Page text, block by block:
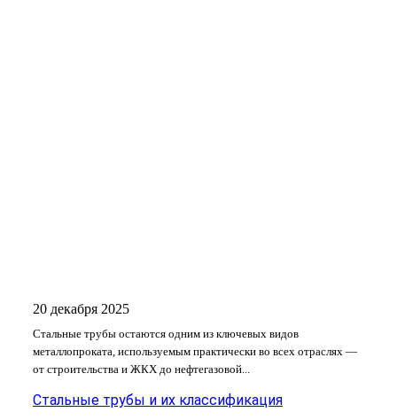
20 декабря 2025
Стальные трубы остаются одним из ключевых видов
металлопроката, используемым практически во всех отраслях —
от строительства и ЖКХ до нефтегазовой...
Стальные трубы и их классификация